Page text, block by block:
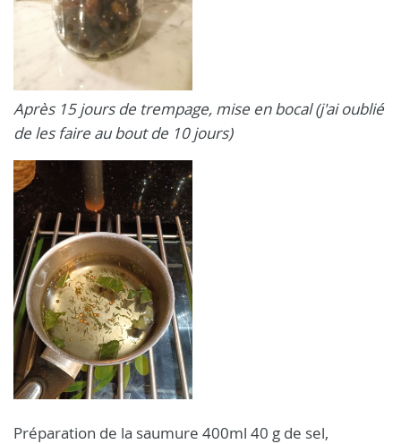
Après 15 jours de trempage, mise en bocal (j'ai oublié
de les faire au bout de 10 jours)
Préparation de la saumure 400ml 40 g de sel,